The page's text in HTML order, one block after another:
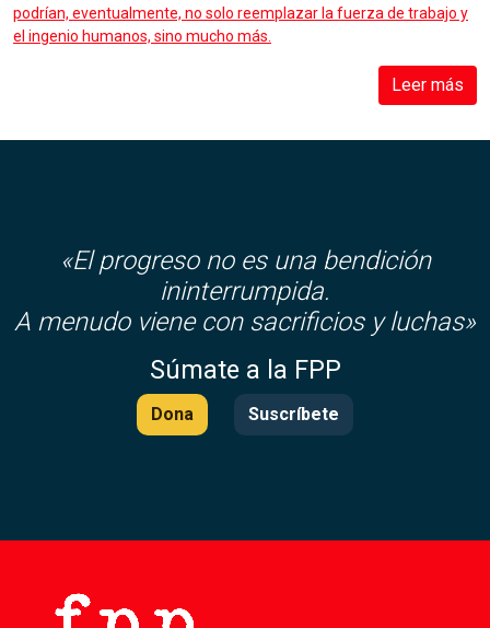
podrían, eventualmente, no solo reemplazar la fuerza de trabajo y
el ingenio humanos, sino mucho más.
Leer más
«El progreso no es una bendición
ininterrumpida.
A menudo viene con sacrificios y luchas»
Súmate a la FPP
Dona Suscríbete